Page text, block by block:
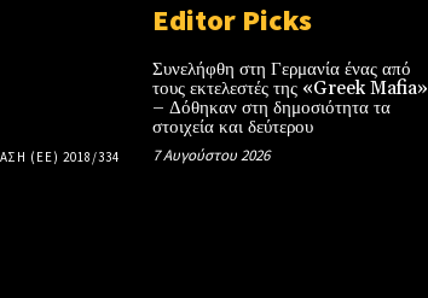
(ΕΕ) 2018/334
Editor Picks
Συνελήφθη στη Γερμανία ένας από
τους εκτελεστές της «Greek Mafia»
– Δόθηκαν στη δημοσιότητα τα
στοιχεία και δεύτερου
7 Αυγούστου 2026